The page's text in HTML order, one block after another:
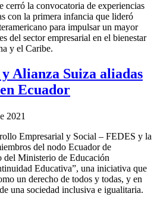
cerró la convocatoria de experiencias
con la primera infancia que lideró
para impulsar un mayor
del sector empresarial en el bienestar
y el Caribe.
Alianza Suiza aliadas
Ecuador
2021
Empresarial y Social – FEDES y la
del nodo Ecuador de
Ministerio de Educación
Educativa”, una iniciativa que
un derecho de todos y todas, y en
una sociedad inclusiva e igualitaria.